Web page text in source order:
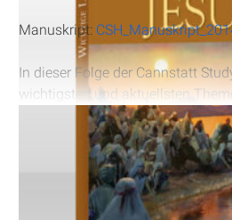
Manuskript:
In dieser Folge der Cannstatt
wichtigsten und aktuellsten
was es für Gläubige bedeutet.
und sichtbaren Natur bis hin zu
Auferstehung der Toten und die
und des heiligen Lebens im